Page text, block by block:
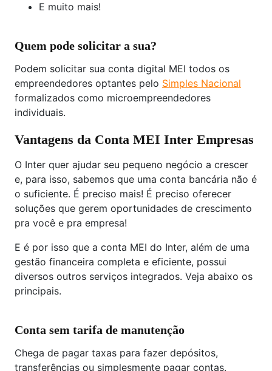
E muito mais!
Quem pode solicitar a sua?
Podem solicitar sua conta digital MEI todos os
empreendedores optantes pelo Simples Nacional
formalizados como microempreendedores
individuais.
Vantagens da Conta MEI Inter Empresas
O Inter quer ajudar seu pequeno negócio a crescer
e, para isso, sabemos que uma conta bancária não é
o suficiente. É preciso mais! É preciso oferecer
soluções que gerem oportunidades de crescimento
pra você e pra empresa!
E é por isso que a conta MEI do Inter, além de uma
gestão financeira completa e eficiente, possui
diversos outros serviços integrados. Veja abaixo os
principais.
Conta sem tarifa de manutenção
Chega de pagar taxas para fazer depósitos,
transferências ou simplesmente pagar contas.